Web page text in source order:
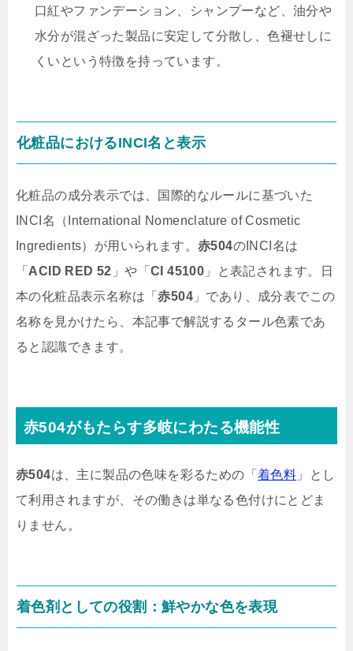
口紅やファンデーション、シャンプーなど、油分や
水分が混ざった製品に安定して分散し、色褪せしに
くいという特徴を持っています。
化粧品におけるINCI名と表示
化粧品の成分表示では、国際的なルールに基づいた
INCI名（International Nomenclature of Cosmetic
Ingredients）が用いられます。 赤504のINCI名は
「 ACID RED 52 」や「CI 45100 」と表記されます。日
本の化粧品表示名称は「赤504 」であり、成分表でこの
名称を見かけたら、本記事で解説するタール色素であ
ると認識できます。
赤504がもたらす多岐にわたる機能性
赤504は、主に製品の色味を彩るための「着色料 」とし
て利用されますが、その働きは単なる色付けにとどま
りません。
着色剤としての役割：鮮やかな色を表現